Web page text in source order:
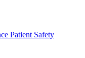
Patient Safety